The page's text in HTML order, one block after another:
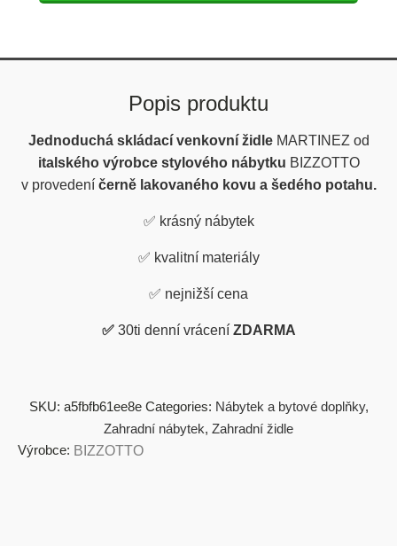
Popis produktu
Jednoduchá skládací venkovní židleMARTINEZ od
italského výrobce stylového nábytku BIZZOTTO
v provedení černě lakovaného kovu a šedého potahu.
✅ krásný nábytek
✅ kvalitní materiály
✅ nejnižší cena
✅ 30ti denní vrácení ZDARMA
SKU: a5fbfb61ee8e Categories: Nábytek a bytové doplňky,
Zahradní nábytek, Zahradní židle
Výrobce: BIZZOTTO